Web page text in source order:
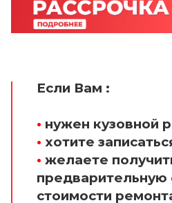
Если Вам :
• нужен кузовной
• хотите
• желаете
предварительную
стоимости